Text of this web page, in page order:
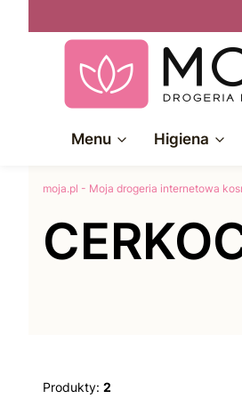
Menu Higiena
moja.pl - Moja drogeria internetowa
Produkty: 2